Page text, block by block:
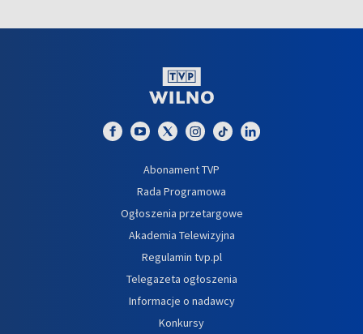
Abonament TVP
Rada Programowa
Ogłoszenia przetargowe
Akademia Telewizyjna
Regulamin tvp.pl
Telegazeta ogłoszenia
Informacje o nadawcy
Konkursy